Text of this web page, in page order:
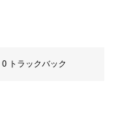
0 トラックバック